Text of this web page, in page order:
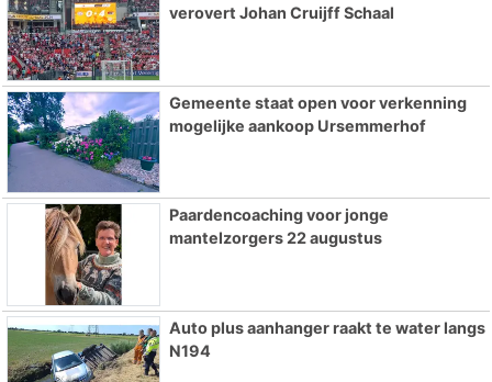
verovert Johan Cruijff Schaal
Gemeente staat open voor verkenning
mogelijke aankoop Ursemmerhof
Paardencoaching voor jonge
mantelzorgers 22 augustus
Auto plus aanhanger raakt te water langs
N194